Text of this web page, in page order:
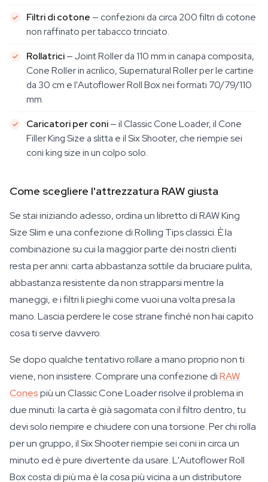
Filtri di cotone — confezioni da circa 200 filtri di cotone
non raffinato per tabacco trinciato.
Rollatrici— Joint Roller da 110 mm in canapa composita,
Cone Roller in acrilico, Supernatural Roller per le cartine
da 30 cm e l'Autoflower Roll Box nei formati 70/79/110
mm.
Caricatori per coni— il Classic Cone Loader, il Cone
Filler King Size a slitta e il Six Shooter, che riempie sei
coni king size in un colpo solo.
Come scegliere l'attrezzatura RAW giusta
Se stai iniziando adesso, ordina un libretto di RAW King
Size Slim e una confezione di Rolling Tips classici. È la
combinazione su cui la maggior parte dei nostri clienti
resta per anni: carta abbastanza sottile da bruciare pulita,
abbastanza resistente da non strapparsi mentre la
maneggi, e i filtri li pieghi come vuoi una volta presa la
mano. Lascia perdere le cose strane finché non hai capito
cosa ti serve davvero.
Se dopo qualche tentativo rollare a mano proprio non ti
viene, non insistere. Comprare una confezione diRAW
Conespiù un Classic Cone Loader risolve il problema in
due minuti: la carta è già sagomata con il filtro dentro, tu
devi solo riempire e chiudere con una torsione. Per chi rolla
per un gruppo, il Six Shooter riempie sei coni in circa un
minuto ed è pure divertente da usare. L'Autoflower Roll
Box costa di più ma è la cosa più vicina a un distributore